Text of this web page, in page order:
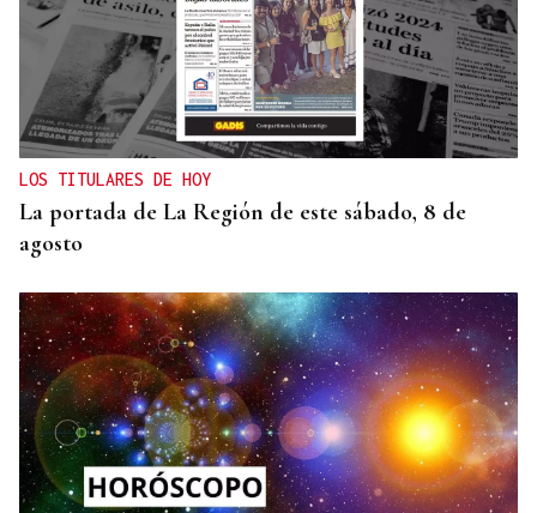
LOS TITULARES DE HOY
La portada de La Región de este sábado, 8 de
agosto